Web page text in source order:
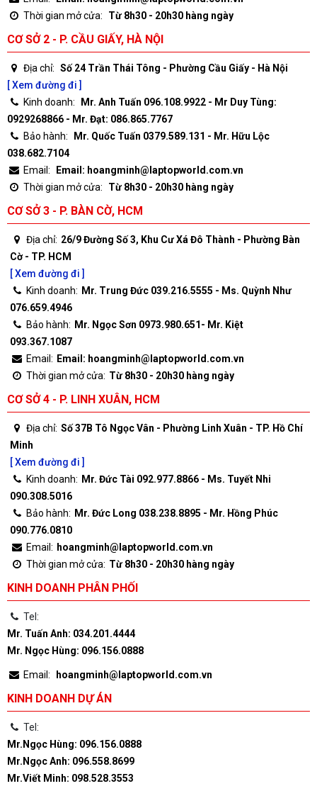
Thời gian mở cửa:
Từ 8h30 - 20h30 hàng ngày
CƠ SỞ 2 - P. CẦU GIẤY, HÀ NỘI
Địa chỉ: Số 24 Trần Thái Tông - Phường Cầu Giấy - Hà Nội
[ Xem đường đi ]
Kinh doanh:
Mr. Anh Tuấn 096.108.9922 - Mr Duy Tùng:
0929268866 - Mr. Đạt: 086.865.7767
Bảo hành:
Mr. Quốc Tuấn 0379.589.131 - Mr. Hữu Lộc
038.682.7104
Email:
Email: hoangminh@laptopworld.com.vn
Thời gian mở cửa:
Từ 8h30 - 20h30 hàng ngày
CƠ SỞ 3 - P. BÀN CỜ, HCM
Địa chỉ: 26/9 Đường Số 3, Khu Cư Xá Đô Thành - Phường Bàn
Cờ - TP. HCM
[ Xem đường đi ]
Kinh doanh: Mr. Trung Đức 039.216.5555 - Ms. Quỳnh Như
076.659.4946
Bảo hành: Mr. Ngọc Sơn 0973.980.651- Mr. Kiệt
093.367.1087
Email: Email: hoangminh@laptopworld.com.vn
Thời gian mở cửa: Từ 8h30 - 20h30 hàng ngày
CƠ SỞ 4 - P. LINH XUÂN, HCM
Địa chỉ: Số 37B Tô Ngọc Vân - Phường Linh Xuân - TP. Hồ Chí
Minh
[ Xem đường đi ]
Kinh doanh: Mr. Đức Tài 092.977.8866 - Ms. Tuyết Nhi
090.308.5016
Bảo hành: Mr. Đức Long 038.238.8895 - Mr. Hồng Phúc
090.776.0810
Email: hoangminh@laptopworld.com.vn
Thời gian mở cửa: Từ 8h30 - 20h30 hàng ngày
KINH DOANH PHÂN PHỐI
Tel:
Mr. Tuấn Anh: 034.201.4444
Mr. Ngọc Hùng: 096.156.0888
Email: hoangminh@laptopworld.com.vn
KINH DOANH DỰ ÁN
Tel:
Mr.Ngọc Hùng: 096.156.0888
Mr.Ngọc Anh: 096.558.8699
Mr.Viết Minh: 098.528.3553